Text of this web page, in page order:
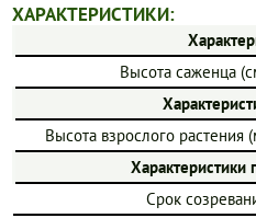
ХАРАКТЕРИСТИКИ:
Высота саженца
Высота взрослого растения
Срок